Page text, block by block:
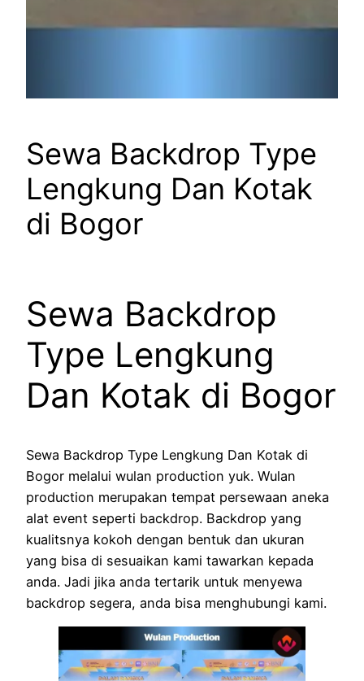
Sewa Backdrop Type
Lengkung Dan Kotak
di Bogor
Sewa Backdrop
Type Lengkung
Dan Kotak di Bogor
Sewa Backdrop Type Lengkung Dan Kotak di
Bogor melalui wulan production yuk. Wulan
production merupakan tempat persewaan aneka
alat event seperti backdrop. Backdrop yang
kualitsnya kokoh dengan bentuk dan ukuran
yang bisa di sesuaikan kami tawarkan kepada
anda. Jadi jika anda tertarik untuk menyewa
backdrop segera, anda bisa menghubungi kami.